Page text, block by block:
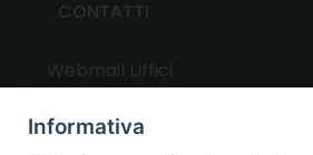
Informativa